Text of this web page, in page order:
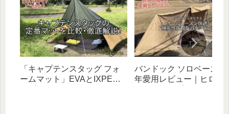
「キャプテンスタッグ フォ
ームマット」EVAとIXPEタ
バンドック ソロベース
年愛用レビュー｜ヒロシ